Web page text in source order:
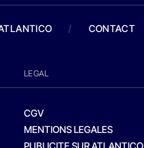
/ CONTACT
LEGAL
CGV
MENTIONS LEGALES
PUBLICITE SUR ATLANTICO